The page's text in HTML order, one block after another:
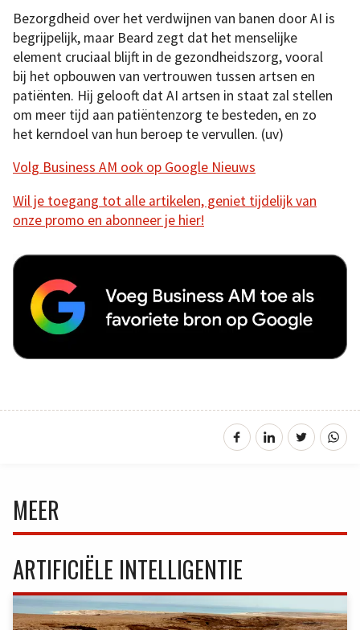
Bezorgdheid over het verdwijnen van banen door AI is
begrijpelijk, maar Beard zegt dat het menselijke
element cruciaal blijft in de gezondheidszorg, vooral
bij het opbouwen van vertrouwen tussen artsen en
patiënten. Hij gelooft dat AI artsen in staat zal stellen
om meer tijd aan patiëntenzorg te besteden, en zo
het kerndoel van hun beroep te vervullen. (uv)
Volg Business AM ook op Google Nieuws
Wil je toegang tot alle artikelen, geniet tijdelijk van
onze promo en abonneer je hier!
MEER
ARTIFICIËLE INTELLIGENTIE